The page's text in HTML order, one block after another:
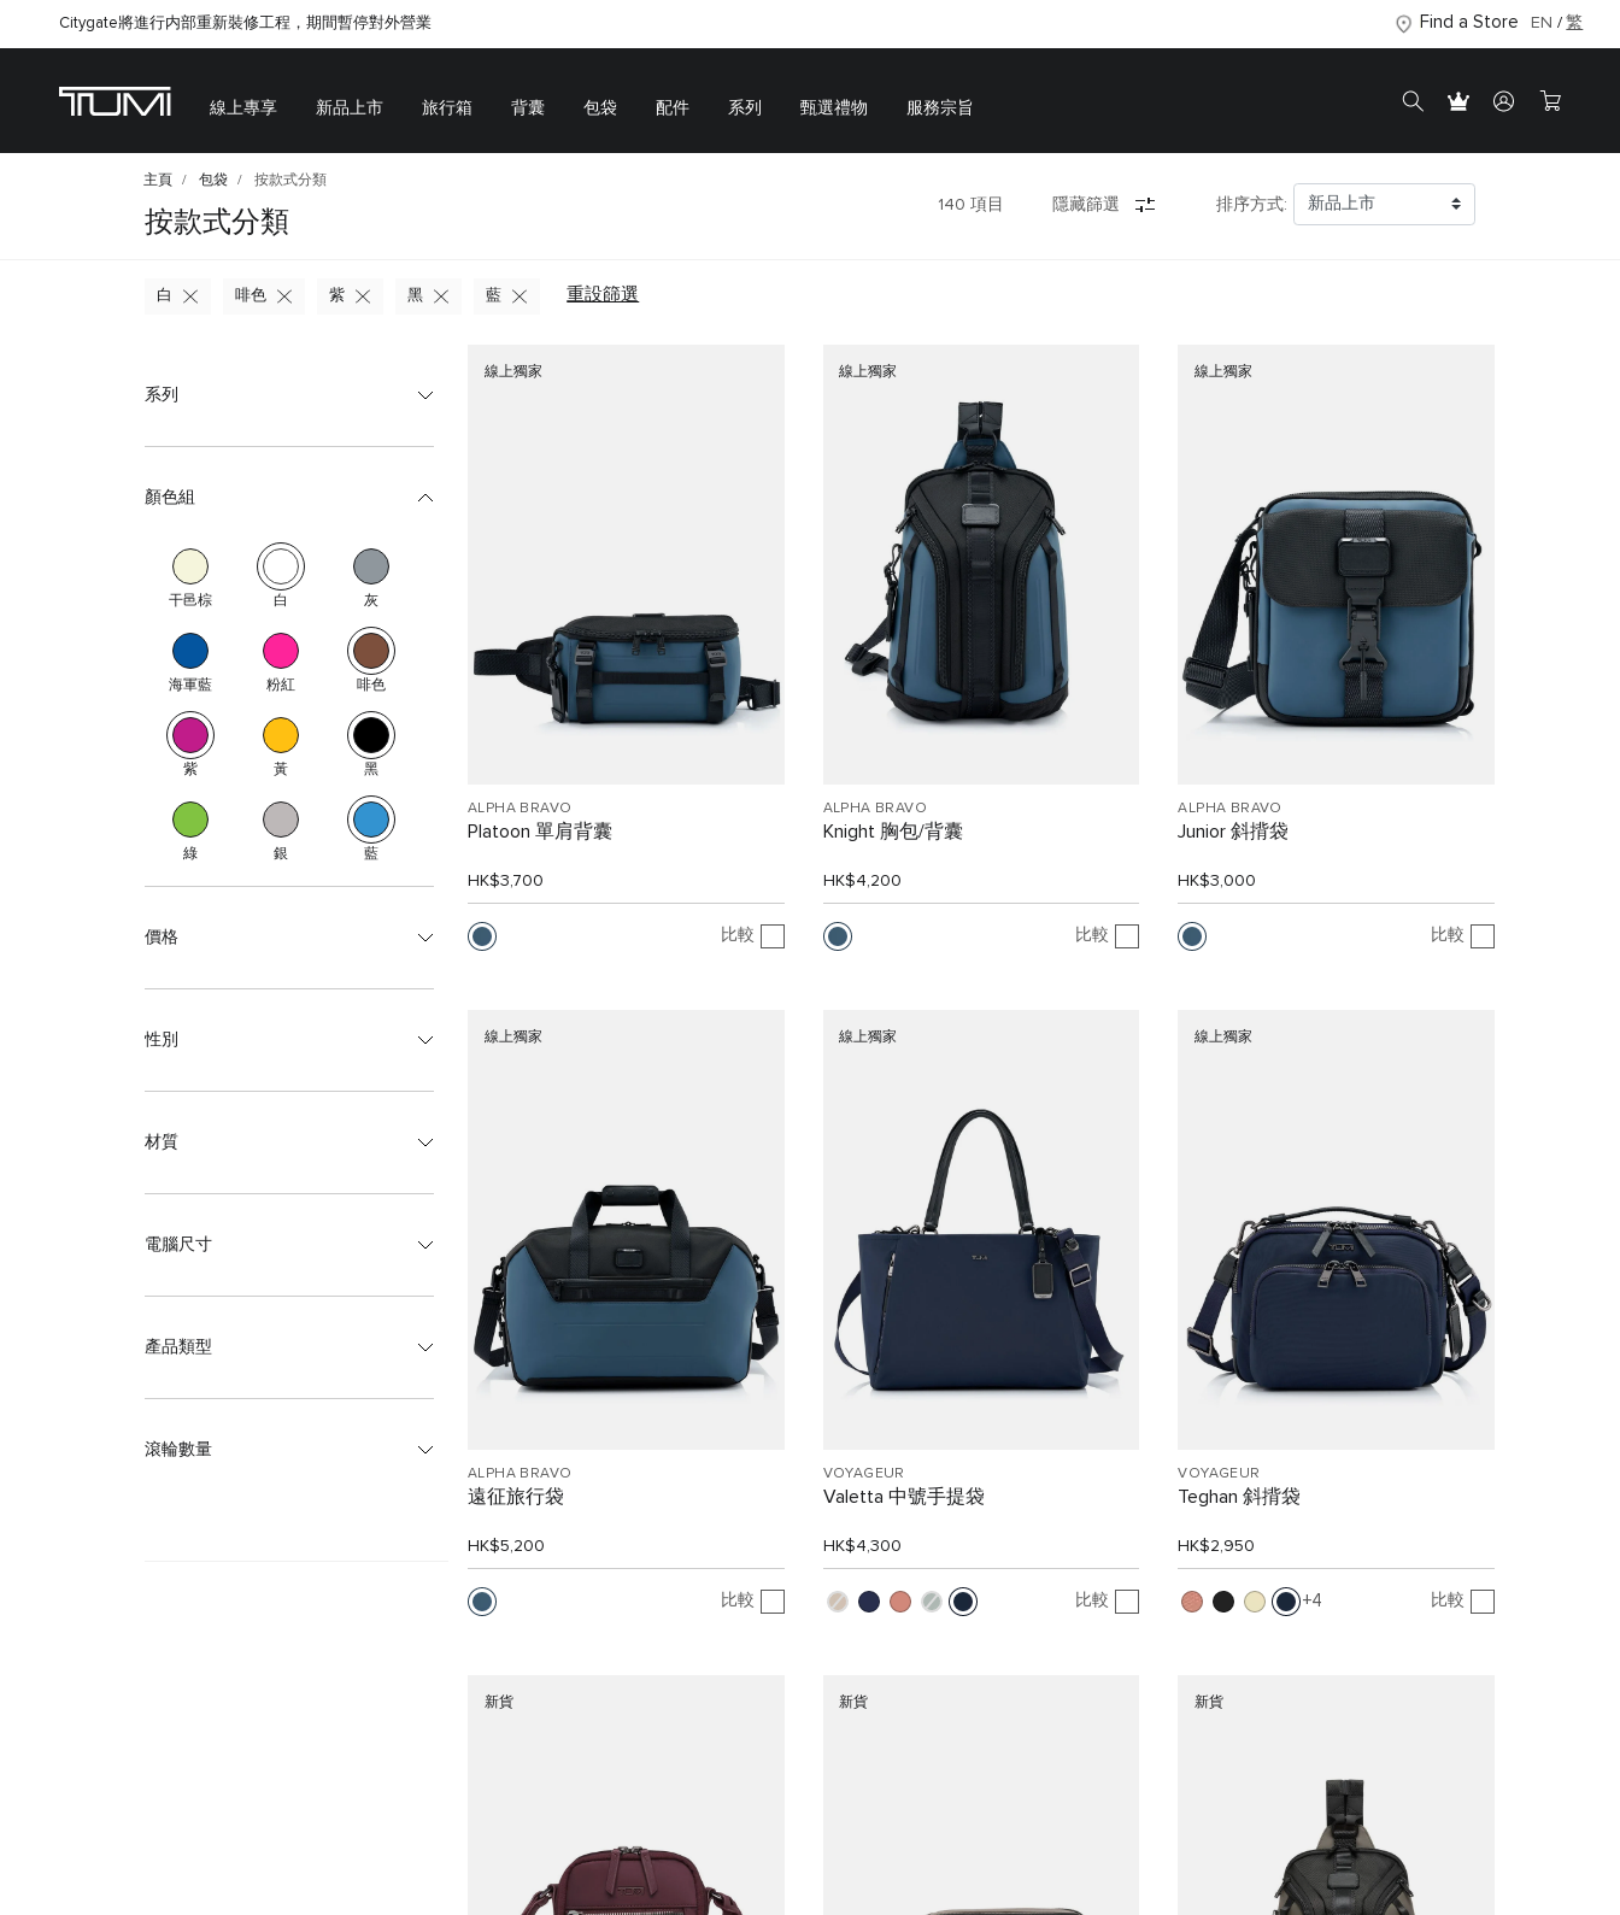
Citygate將進行内部重新裝修工程，期間暫停對外營業 Find a Store EN 繁
線上專享 新品上市 旅行箱 背囊 包袋 配件 系列 甄選禮物 服務宗旨
主頁 包袋 按款式分類
按款式分類
140 項目 隱藏篩選 排序方式:
重設篩選
白 啡色 紫 黑 藍
系列
顏色組
干邑棕 白 灰
海軍藍 粉紅 啡色
紫 黃 黑
綠 銀 藍
價格
性別
材質
電腦尺寸
產品類型
滾輪數量
線上獨家
ALPHA BRAVO
Platoon 單肩背囊
HK$3,700
比較
線上獨家
ALPHA BRAVO
Knight 胸包/背囊
HK$4,200
比較
線上獨家
ALPHA BRAVO
Junior 斜揹袋
HK$3,000
比較
線上獨家
ALPHA BRAVO
遠征旅行袋
HK$5,200
比較
線上獨家
VOYAGEUR
Valetta 中號手提袋
HK$4,300
比較
線上獨家
VOYAGEUR
Teghan 斜揹袋
HK$2,950
4 比較
新貨 新貨 新貨